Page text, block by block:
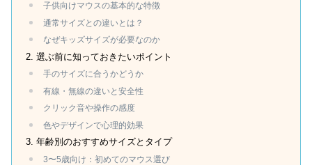
子供向けマウスの基本的な特徴
通常サイズとの違いとは？
なぜキッズサイズが必要なのか
選ぶ前に知っておきたいポイント
手のサイズに合うかどうか
有線・無線の違いと安全性
クリック音や操作の感度
色やデザインで心理的効果
年齢別のおすすめサイズとタイプ
3〜5歳向け：初めてのマウス選び